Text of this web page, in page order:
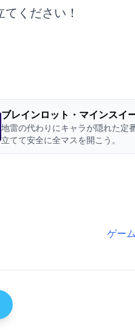
ください！
ブレインロット・マインスイ
地雷の代わりにキャラが隠れた定
立てて安全に全マスを開こう。
ゲー